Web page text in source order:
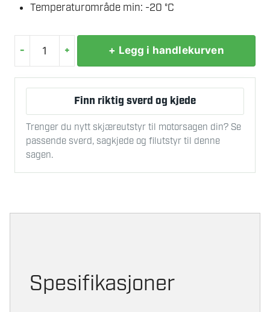
Temperaturområde min: -20 °C
-
BLÅSEPISTOLSETT
+ + Legg i handlekurven
Finn riktig sverd og kjede
Trenger du nytt skjæreutstyr til motorsagen din? Se
passende sverd, sagkjede og filutstyr til denne
sagen.
Spesifikasjoner